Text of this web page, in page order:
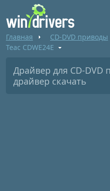
Главная CD-DVD приводы
Teac CDWE24E
Драйвер для CD-DVD
драйвер скачать